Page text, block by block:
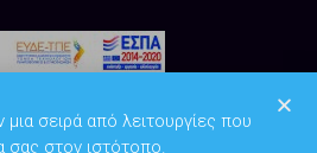
σειρά από λειτουργίες που
σας στον ιστότοπο.